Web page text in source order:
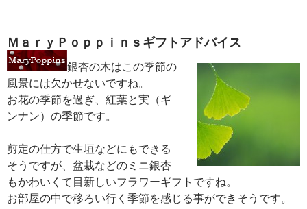
ＭａｒｙＰｏｐｐｉｎｓギフトアドバイス
銀杏の木はこの季節の
風景には欠かせないですね。
お花の季節を過ぎ、紅葉と実（ギ
ンナン）の季節です。
剪定の仕方で生垣などにもできる
そうですが、盆栽などのミニ銀杏
もかわいくて目新しいフラワーギフトですね。
お部屋の中で移ろい行く季節を感じる事ができそうです。